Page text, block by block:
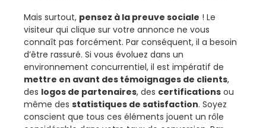
Mais surtout, pensez à la preuve sociale ! Le
visiteur qui clique sur votre annonce ne vous
connaît pas forcément. Par conséquent, il a besoin
d’être rassuré. Si vous évoluez dans un
environnement concurrentiel, il est impératif de
mettre en avant des témoignages de clients,
des logos de partenaires, des certifications ou
même des statistiques de satisfaction. Soyez
conscient que tous ces éléments jouent un rôle